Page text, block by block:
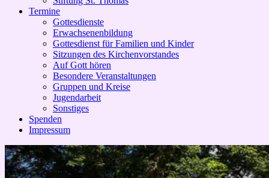
Termine
Gottesdienste
Erwachsenenbildung
Gottesdienst für Familien und Kinder
Sitzungen des Kirchenvorstandes
Auf Gott hören
Besondere Veranstaltungen
Gruppen und Kreise
Jugendarbeit
Sonstiges
Spenden
Impressum